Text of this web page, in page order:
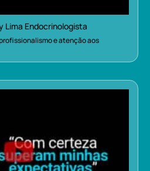
Lima Endocrinologista
e atenção aos